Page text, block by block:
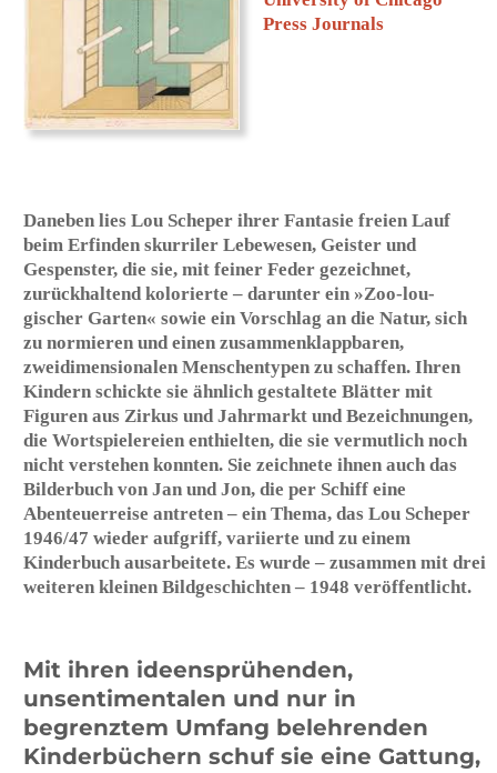
Phantastiken: Die Bauhäuslerin Lou Scheper-Berkenkamp
- Folder​ Bauhausarchiv. Quelle: www.vordemberge-
»Wir malten und spritzten
in Gemeinschaftsarbeit [...]
mit Lust und schlechtem
Gewissen, denn wir waren
uns bewusst, dass unser
Tun gänzlich unfunktionell
Lou Scheper-Berkenkamp